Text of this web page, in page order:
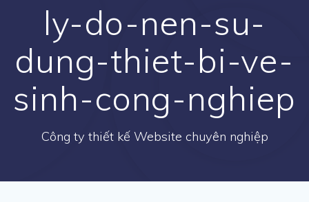
ly-do-nen-su-
dung-thiet-bi-ve-
sinh-cong-nghiep
Công ty thiết kế Website chuyên nghiệp